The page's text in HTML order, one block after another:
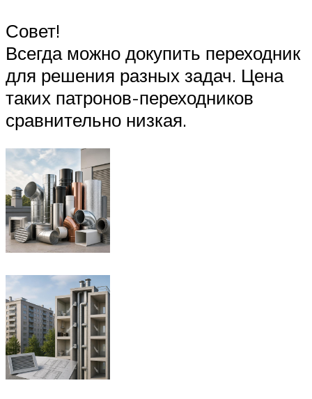
Совет!
Всегда можно докупить переходник
для решения разных задач. Цена
таких патронов-переходников
сравнительно низкая.